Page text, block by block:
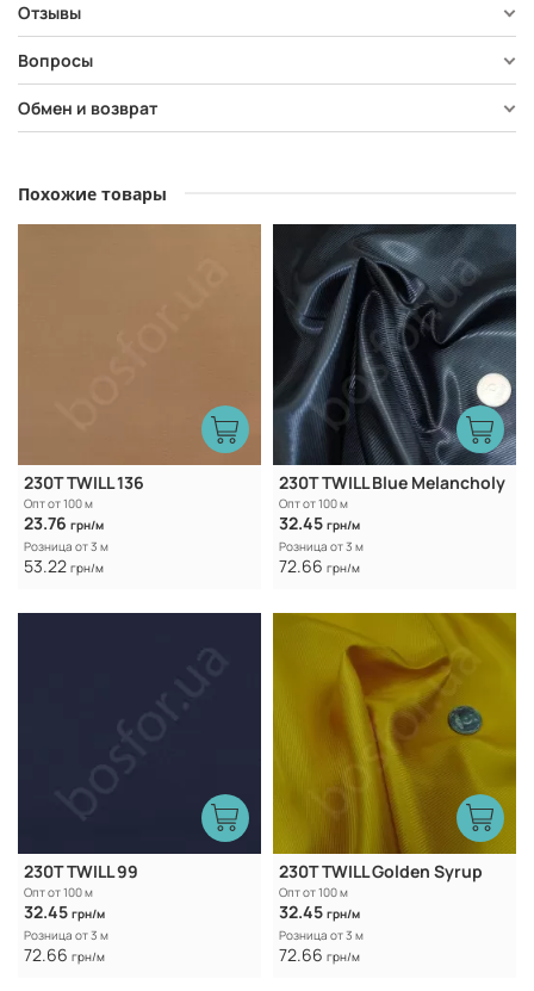
Отзывы
Вопросы
Обмен и возврат
Похожие товары
230T TWILL 136
Опт от 100 м
23.76 грн/м
Розница от 3 м
53.22 грн/м
230T TWILL Blue Melancholy
Опт от 100 м
32.45 грн/м
Розница от 3 м
72.66 грн/м
230T TWILL 99
Опт от 100 м
32.45 грн/м
Розница от 3 м
72.66 грн/м
230T TWILL Golden Syrup
Опт от 100 м
32.45 грн/м
Розница от 3 м
72.66 грн/м